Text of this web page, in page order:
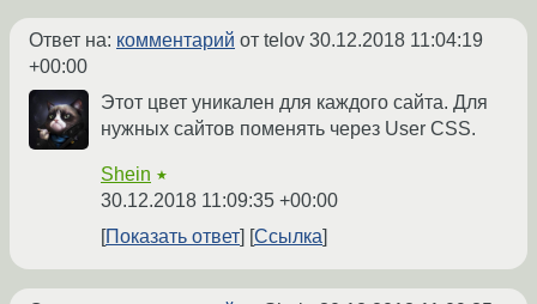
Ответ на: комментарий от telov 30.12.2018 11:04:19
+00:00
Этот цвет уникален для каждого сайта. Для
нужных сайтов поменять через User CSS.
Shein ★
30.12.2018 11:09:35 +00:00
Показать ответ
Ссылка